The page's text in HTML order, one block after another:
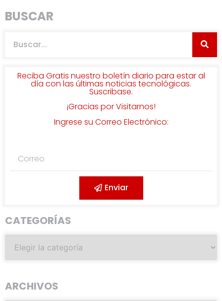
BUSCAR
Reciba Gratis nuestro boletín diario para estar al
día con las últimas noticias tecnológicas.
Suscribase.
¡Gracias por Visitarnos!
Ingrese su Correo Electrónico:
Enviar
CATEGORÍAS
ARCHIVOS